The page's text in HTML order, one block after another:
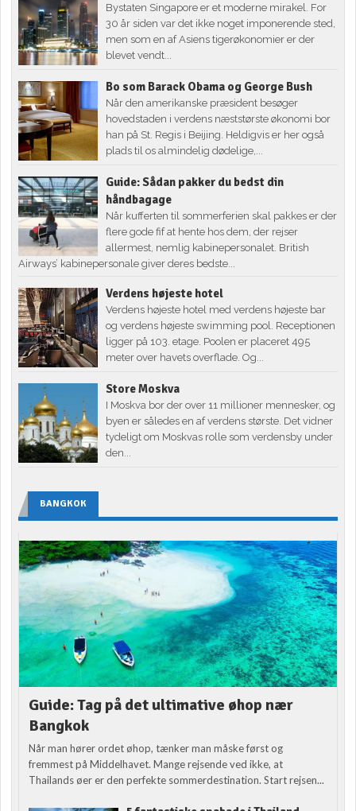
Bystaten Singapore er et moderne mirakel. For
30 år siden var det ikke noget imponerende sted,
men som en af Asiens tigerøkonomier er der
blevet vendt...
Bo som Barack Obama og George Bush
Når den amerikanske præsident besøger
hovedstaden i verdens næststørste økonomi bor
han på St. Regis i Beijing. Heldigvis er her også
plads til os almindelig dødelige,...
Guide: Sådan pakker du bedst din
håndbagage
Når kufferten til sommerferien skal pakkes er der
flere gode fif at hente hos dem, der rejser
allermest, nemlig kabinepersonalet. British
Airways’ kabinepersonale giver deres bedste...
Verdens højeste hotel
Verdens højeste hotel med verdens højeste bar
og verdens højeste swimming pool. Receptionen
ligger på 103. etage. Poolen er placeret 495
meter over havets overflade. Og...
Store Moskva
I Moskva bor der over 11 millioner mennesker, og
byen er således en af verdens største. Det vidner
tydeligt om Moskvas rolle som verdensby under
den...
BANGKOK
Guide: Tag på det ultimative øhop nær
Bangkok
Når man hører ordet øhop, tænker man måske først og
fremmest på Middelhavet. Mange rejsende ved ikke, at
Thailands øer er den perfekte sommerdestination. Start rejsen...